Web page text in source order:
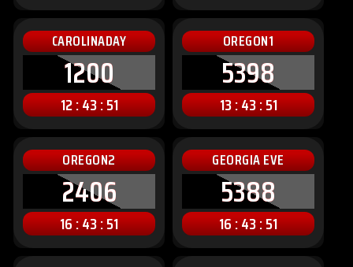
CAROLINADAY
1200
12 : 43 : 49
OREGON1
5398
13 : 43 : 49
OREGON2
2406
16 : 43 : 49
GEORGIA EVE
5388
16 : 43 : 49